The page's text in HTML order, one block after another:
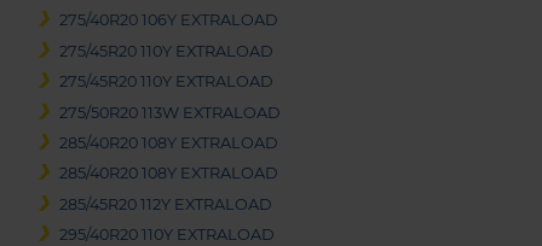
275/40R20 106Y EXTRALOAD
275/45R20 110Y EXTRALOAD
275/45R20 110Y EXTRALOAD
275/50R20 113W EXTRALOAD
285/40R20 108Y EXTRALOAD
285/40R20 108Y EXTRALOAD
285/45R20 112Y EXTRALOAD
295/40R20 110Y EXTRALOAD